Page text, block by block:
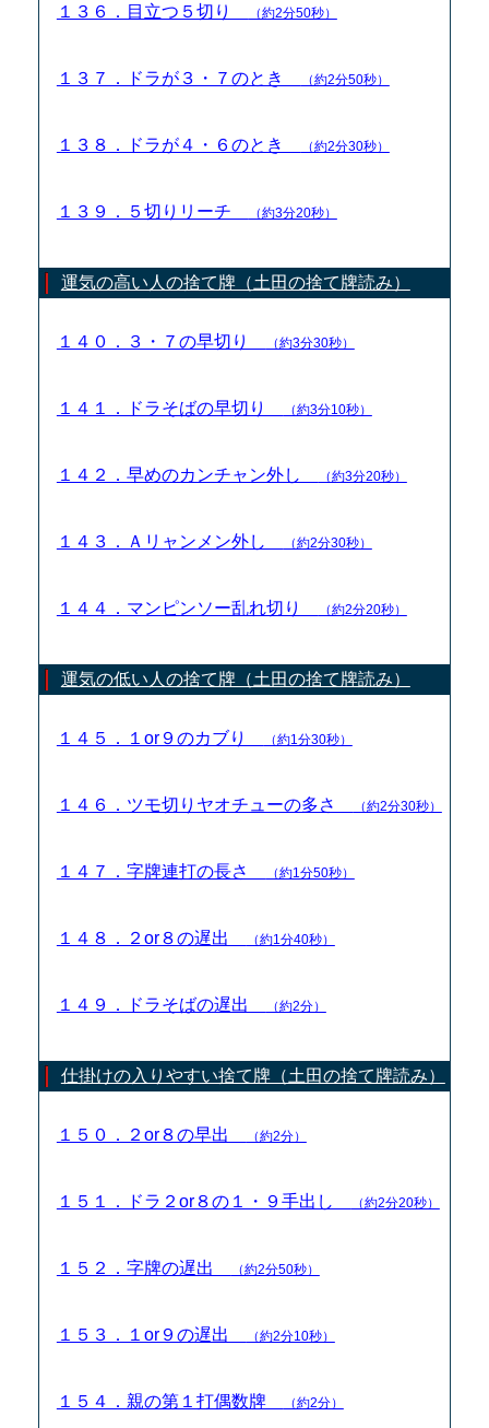
１３６．目立つ５切り （約2分50秒）
１３７．ドラが３・７のとき （約2分50秒）
１３８．ドラが４・６のとき （約2分30秒）
１３９．５切りリーチ （約3分20秒）
運気の高い人の捨て牌（土田の捨て牌読み）
１４０．３・７の早切り （約3分30秒）
１４１．ドラそばの早切り （約3分10秒）
１４２．早めのカンチャン外し （約3分20秒）
１４３．Ａリャンメン外し （約2分30秒）
１４４．マンピンソー乱れ切り （約2分20秒）
運気の低い人の捨て牌（土田の捨て牌読み）
１４５．１or９のカブり （約1分30秒）
１４６．ツモ切りヤオチューの多さ （約2分30秒）
１４７．字牌連打の長さ （約1分50秒）
１４８．２or８の遅出 （約1分40秒）
１４９．ドラそばの遅出 （約2分）
仕掛けの入りやすい捨て牌（土田の捨て牌読み）
１５０．２or８の早出 （約2分）
１５１．ドラ２or８の１・９手出し （約2分20秒）
１５２．字牌の遅出 （約2分50秒）
１５３．１or９の遅出 （約2分10秒）
１５４．親の第１打偶数牌 （約2分）